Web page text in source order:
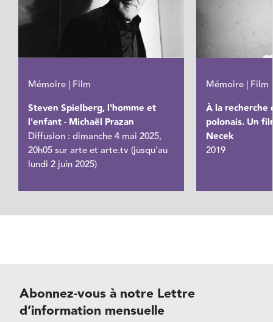
Mémoire | Film
Steven Spielberg, l'homme et
l'enfant - Michaël Prazan
Diffusion : dimanche 4 mai 2025,
20h05 sur arte et arte.tv (jusqu'au
lundi 2 juin 2025)
Mémoire | Film
À la recherche
polonais. Un
Necek
2019
Abonnez-vous à notre Lettre
d’information mensuelle